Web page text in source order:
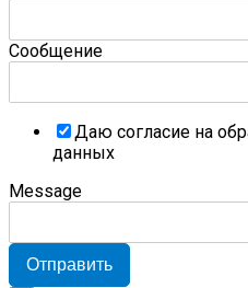
Сообщение
Даю согласие на
данных
Message
Отправить